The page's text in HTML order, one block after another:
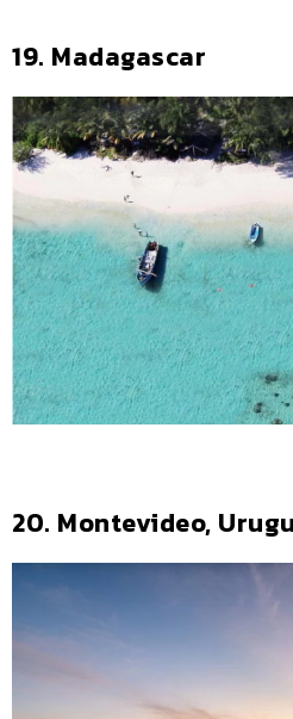
19. Madagascar
20. Montevideo,